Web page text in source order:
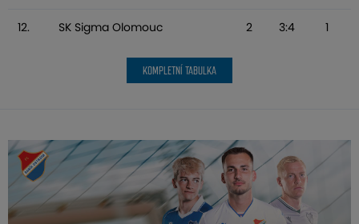
12. SK Sigma Olomouc 2 3:4 1
KOMPLETNÍ TABULKA